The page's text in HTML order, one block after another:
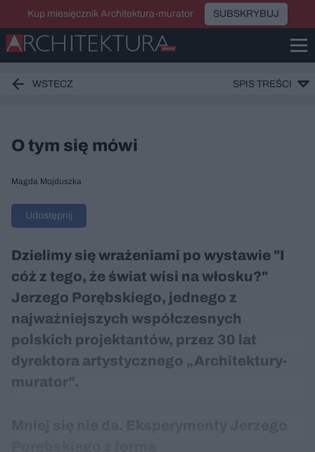
Kup miesięcznik Architektura-murator SUBSKRYBUJ
WSTECZ SPIS TREŚCI
O tym się mówi
Magda Mojduszka
Udostępnij
Dzielimy się wrażeniami po wystawie "I
cóż z tego, że świat wisi na włosku?"
Jerzego Porębskiego, jednego z
najważniejszych współczesnych
polskich projektantów, przez 30 lat
dyrektora artystycznego „Architektury-
murator”.